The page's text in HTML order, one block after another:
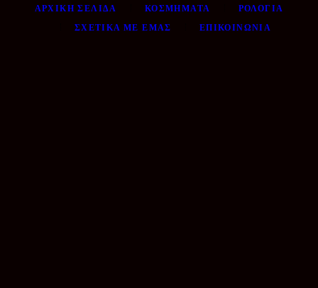
ΑΡΧΙΚΉ ΣΕΛΊΔΑ ΚΟΣΜΉΜΑΤΑ
ΡΟΛΌΓΙΑ
ΣΧΕΤΙΚΆ ΜΕ ΕΜΆΣ
ΕΠΙΚΟΙΝΩΝΊΑ